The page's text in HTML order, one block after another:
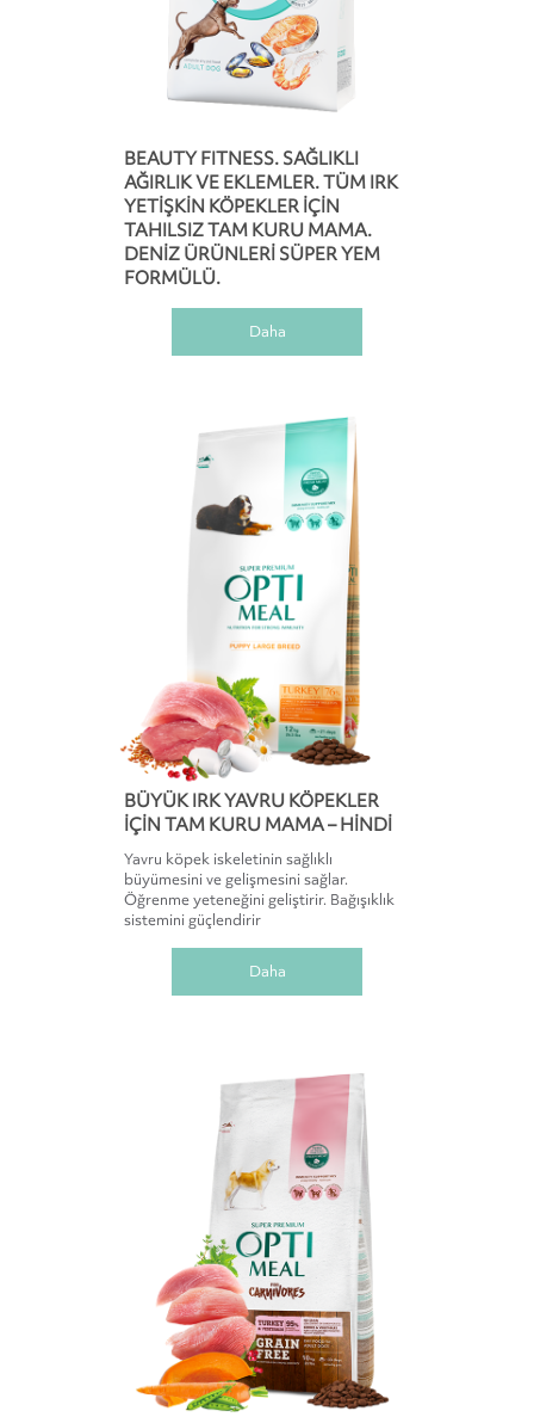
BEAUTY FITNESS. SAĞLIKLI
AĞIRLIK VE EKLEMLER. TÜM IRK
YETIŞKIN KÖPEKLER IÇIN
TAHILSIZ TAM KURU MAMA.
DENIZ ÜRÜNLERI SÜPER YEM
FORMÜLÜ.
Daha
BÜYÜK IRK YAVRU KÖPEKLER
IÇIN TAM KURU MAMA – HINDI
Yavru köpek iskeletinin sağlıklı
büyümesini ve gelişmesini sağlar.
Öğrenme yeteneğini geliştirir. Bağışıklık
sistemini güçlendirir
Daha